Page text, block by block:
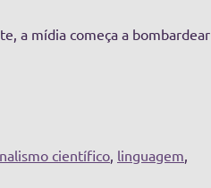
a mídia começa a bombardear
científico, linguagem,